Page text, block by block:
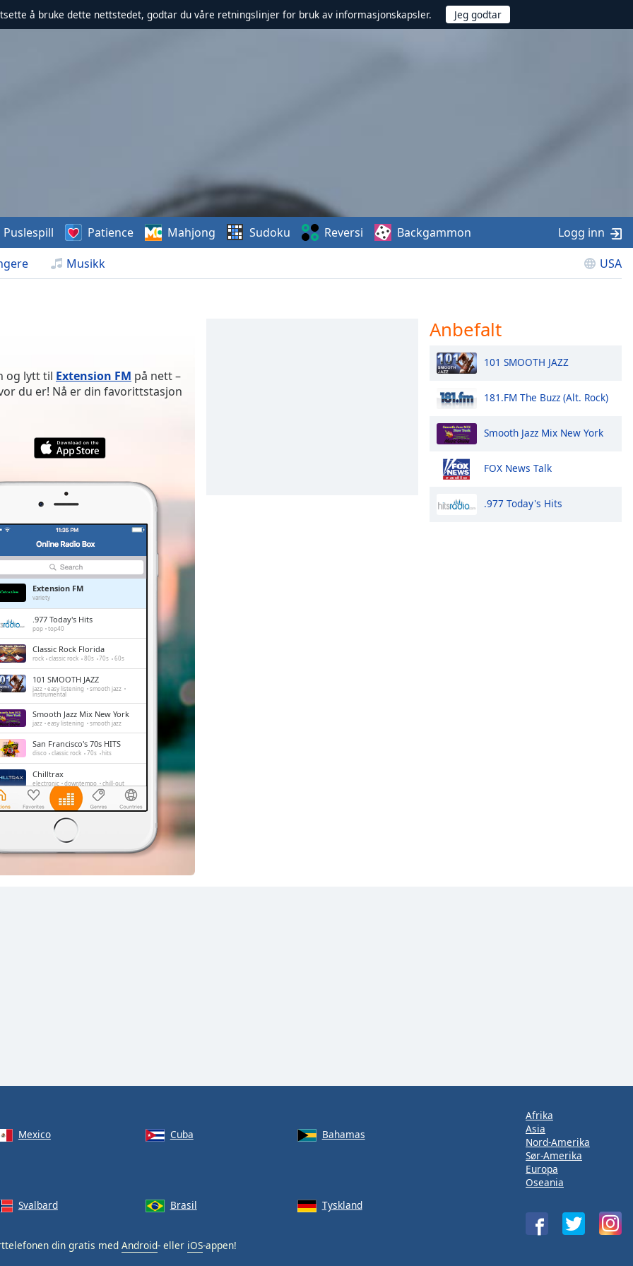
å bruke dette nettstedet, godtar du våre retningslinjer for bruk av informasjonskapsler.
Musikk USA
Puslespill Patience Mahjong Sudoku Reversi Backgammon Logg inn
og lytt til Extension FM på nett –
du er! Nå er din favorittstasjon
Extension FM
variety
.977 Today's Hits
pop top40
Classic Rock Florida
rock classic rock 80s 70s 60s
101 SMOOTH JAZZ
jazz easy listening smooth jazz
instrumental
Smooth Jazz Mix New York
jazz easy listening smooth jazz
San Francisco's 70s HITS
disco classic rock 70s hits
Chilltrax
electronic downtempo chill-out
Side Street Radio
dance electronic trance house
progressive house
FOX News Talk
Anbefalt
101 SMOOTH JAZZ
181.FM The Buzz (Alt. Rock)
Smooth Jazz Mix New York
FOX News Talk
.977 Today's Hits
Mexico Cuba
Bahamas
Svalbard Brasil Tyskland
din gratis med Android- eller iOS-appen!
Afrika
Asia
Nord-Amerika
Sør-Amerika
Europa
Oseania